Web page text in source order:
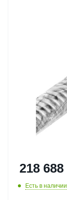
218 688
Есть в наличии